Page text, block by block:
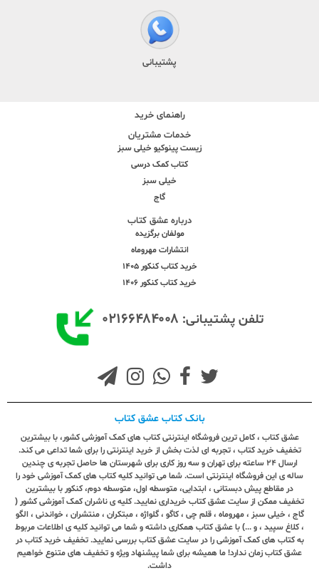
پشتیبانی
راهنمای خرید
خدمات مشتریان
زیست پینوکیو خیلی سبز
کتاب کمک درسی
خیلی سبز
گاج
درباره عشق کتاب
مولفان برگزیده
انتشارات مهروماه
خرید کتاب کنکور 1405
خرید کتاب کنکور 1406
تلفن پشتیبانی: ۰۲۱۶۶۴۸۴۰۰۸
بانک کتاب عشق کتاب
عشق کتاب ، کامل ترین فروشگاه اینترنتی کتاب های کمک آموزشی کشور، با بیشترین
تخفیف خرید کتاب ، تجربه ای لذت بخش از خرید اینترنتی را برای شما تداعی می کند.
ارسال ٢٤ ساعته برای تهران و سه روز کاری برای شهرستان ها حاصل تجربه ی چندین
ساله ی این فروشگاه اینترنتی است. شما می توانید کلیه کتاب های کمک آموزشی خود را
در مقاطع پیش دبستانی ، ابتدایی، متوسطه اول، متوسطه دوم، کنکور با بیشترین
تخفیف ممکن از سایت عشق کتاب خریداری نمایید. کلیه ی ناشران کمک آموزشی کشور (
گاج ، خیلی سبز ، مهروماه ، قلم چی ، کاگو ، گلواژه ، مبتکران ، منتشران ، خواندنی ، الگو
، کلاغ سپید ، و ...) با عشق کتاب همکاری داشته و شما می توانید کلیه ی اطلاعات مربوط
به کتاب های کمک آموزشی را در سایت عشق کتاب بررسی نمایید. تخفیف خرید کتاب در
عشق کتاب زمان ندارد! ما همیشه برای شما پیشنهاد ویژه و تخفیف های متنوع خواهیم
داشت.